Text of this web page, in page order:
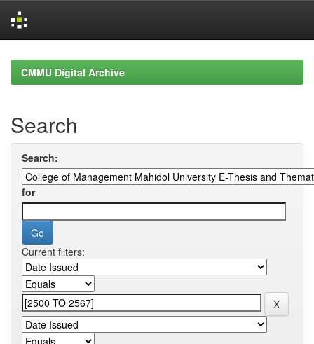
navigationCMMU Digital Archive
Search
Search:
for
Current filters: